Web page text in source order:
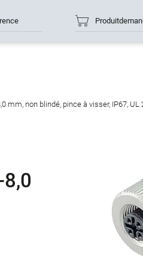
mm, non blindé, pince à visser, IP67, UL